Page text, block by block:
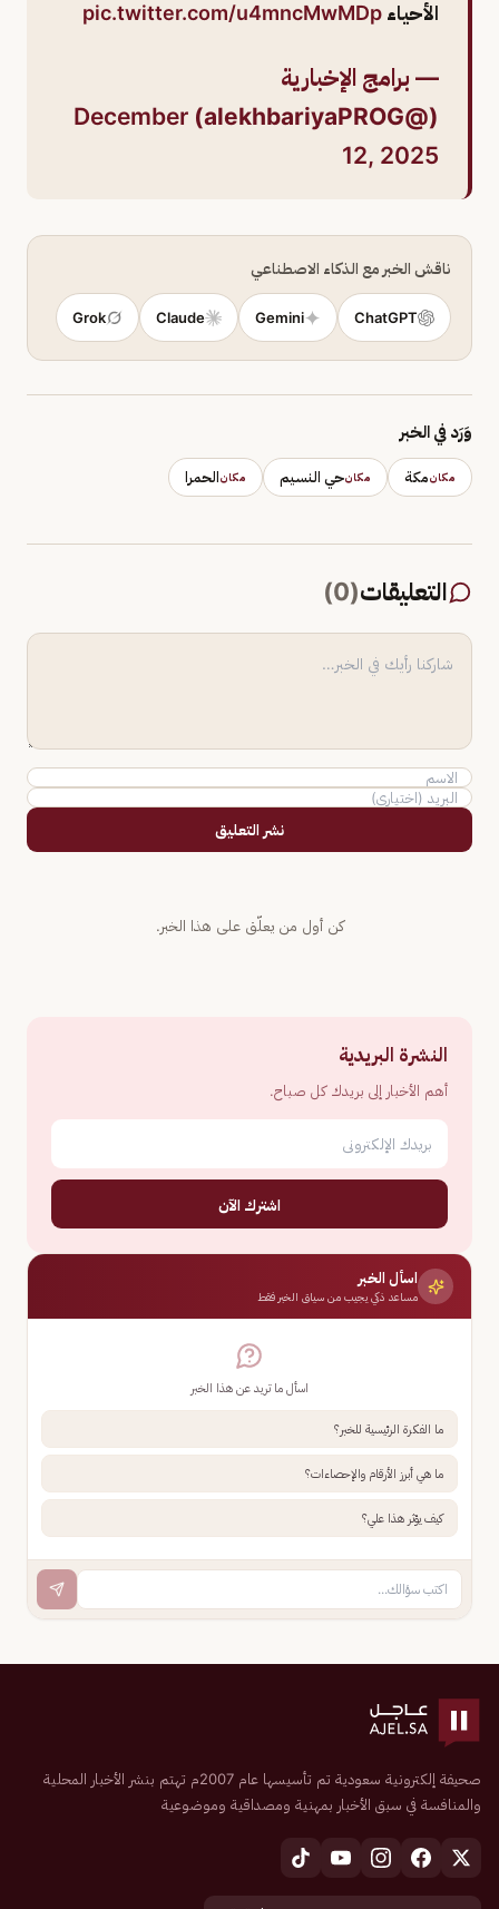
الأحياء pic.twitter.com/u4mncMwMDp
— برامج الإخبارية
(@alekhbariyaPROG)
December
12, 2025
ناقش الخبر مع الذكاء الاصطناعي
ChatGPT
Gemini
Claude
Grok
وَرَد في الخبر
مكانمكة مكانحي النسيم مكانالحمرا
التعليقات(
0
)
نشر التعليق
كن أول من يعلّق على هذا الخبر.
النشرة البريدية
أهم الأخبار إلى بريدك كل صباح.
اشترك الآن
اسأل الخبر
مساعد ذكي يجيب من سياق الخبر فقط
اسأل ما تريد عن هذا الخبر
ما الفكرة الرئيسية للخبر؟
ما هي أبرز الأرقام والإحصاءات؟
كيف يؤثر هذا علي؟
صحيفة إلكترونية سعودية تم تأسيسها عام 2007م تهتم بنشر الأخبار المحلية
والمنافسة في سبق الأخبار بمهنية ومصداقية وموضوعية